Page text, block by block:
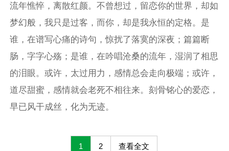
流年憔悴，离散红颜。不曾想过，留恋你的世界，却如
梦幻般，我只是过客，而你，却是我永恒的定格。是
谁，在谱写心痛的诗句，惊扰了落寞的深夜；篇篇断
肠，字字心殇；是谁，在吟唱沧桑的流年，湿润了相思
的泪眼。或许，太过用力，感情总会走向极端；或许，
道尽甜蜜，感情就会老死不相往来。刻骨铭心的爱恋，
早已风干成丝，化为无迹。
1 2 查看全文